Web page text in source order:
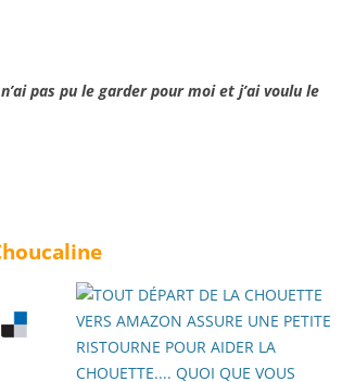
pas pu le garder pour moi et j’ai voulu le